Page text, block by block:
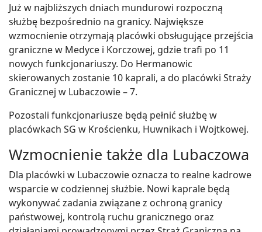
Już w najbliższych dniach mundurowi rozpoczną
służbę bezpośrednio na granicy. Największe
wzmocnienie otrzymają placówki obsługujące przejścia
graniczne w Medyce i Korczowej, gdzie trafi po 11
nowych funkcjonariuszy. Do Hermanowic
skierowanych zostanie 10 kaprali, a do placówki Straży
Granicznej w Lubaczowie – 7.
Pozostali funkcjonariusze będą pełnić służbę w
placówkach SG w Krościenku, Huwnikach i Wojtkowej.
Wzmocnienie także dla Lubaczowa
Dla placówki w Lubaczowie oznacza to realne kadrowe
wsparcie w codziennej służbie. Nowi kaprale będą
wykonywać zadania związane z ochroną granicy
państwowej, kontrolą ruchu granicznego oraz